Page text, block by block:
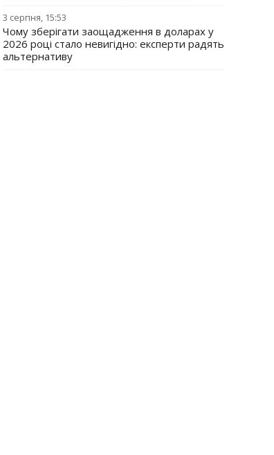
3 серпня, 15:53
Чому зберігати заощадження в доларах у
2026 році стало невигідно: експерти радять
альтернативу